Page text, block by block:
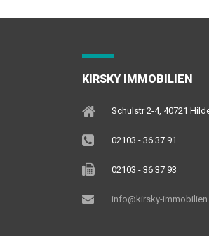
KIRSKY IMMOBILIEN
Schulstr 2-4, 40721
02103 - 36 37 91
02103 - 36 37 93
info@kirsky-